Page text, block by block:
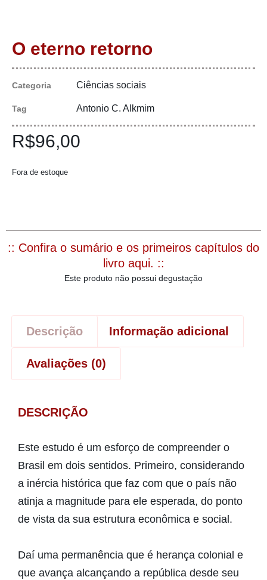
O eterno retorno
Categoria Ciências sociais
Tag Antonio C. Alkmim
R$96,00
Fora de estoque
:: Confira o sumário e os primeiros capítulos do
livro aqui. ::
Este produto não possui degustação
Descrição Informação adicional
Avaliações (0)
DESCRIÇÃO
Este estudo é um esforço de compreender o
Brasil em dois sentidos. Primeiro, considerando
a inércia histórica que faz com que o país não
atinja a magnitude para ele esperada, do ponto
de vista da sua estrutura econômica e social.
Daí uma permanência que é herança colonial e
que avança alcançando a república desde seu